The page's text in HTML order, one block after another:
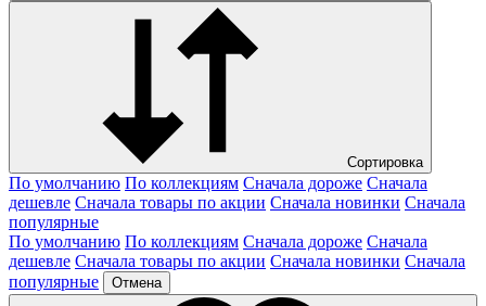
Сортировка
По умолчанию По коллекциям Сначала дороже Сначала
дешевле Сначала товары по акции Сначала новинки Сначала
популярные
По умолчанию По коллекциям Сначала дороже Сначала
дешевле Сначала товары по акции Сначала новинки Сначала
популярные
Отмена